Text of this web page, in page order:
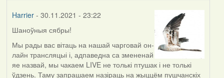
Harrier- 30.11.2021 - 23:22
Шаноўныя сябры!
Мы рады вас вітаць на нашай чарговай он-
лайн трансляцыі і, адпаведна са змененай
яе назвай, мы чакаем LIVE не толькі птушак і не толькі
ўдзень. Таму запрашаем назіраць на жыццём пушчанскіх